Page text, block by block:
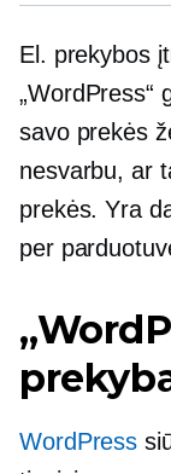
El. prekybos
„WordPress“
savo prekės
nesvarbu, ar
prekės. Yra
per
WordPress